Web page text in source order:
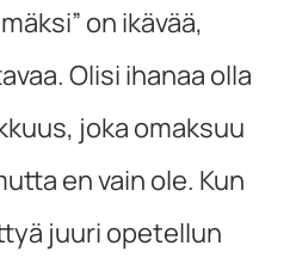
on ikävää,
Olisi ihanaa olla
joka omaksuu
en vain ole. Kun
juuri opetellun